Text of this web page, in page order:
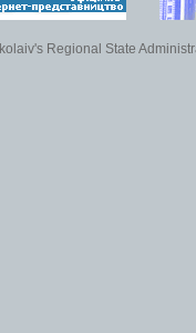
Regional State